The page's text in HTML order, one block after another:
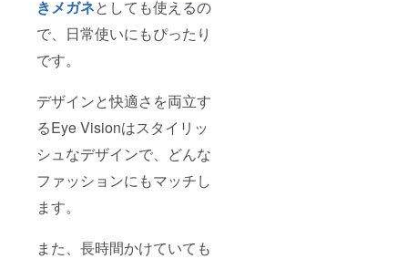
きメガネとしても使えるの
で、日常使いにもぴったり
です。
デザインと快適さを両立す
るEye Visionはスタイリッ
シュなデザインで、どんな
ファッションにもマッチし
ます。
また、長時間かけていても